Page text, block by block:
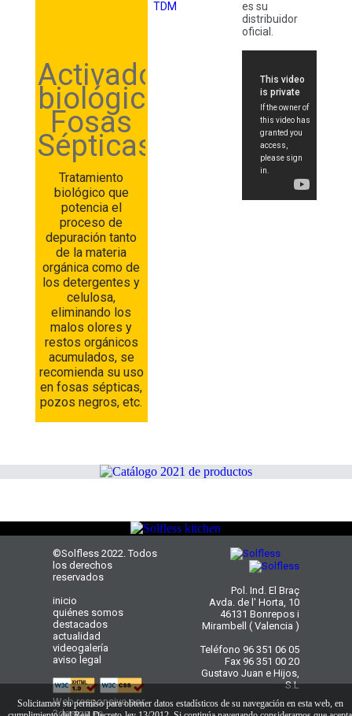
Activador
biológico
Fosas
Sépticas
Tratamiento
biológico que
potencia el
proceso de
depuración tanto
de la materia
orgánica como de
los detergentes y
celulosa,
eliminando los
malos olores y
restos orgánicos
acumulados, se
recomienda su uso
en fosas sépticas,
pozos negros, etc.
es su
distribuidor
oficial.
©Solfless 2022. Todos
los derechos
reservados
inicio
quiénes somos
destacados
actualidad
videogalería
aviso legal
Web responsive por
3design.es
Pol. Ind. El Braç
Avda. de l' Horta, 10
46131 Bonrepos i
Mirambell ( Valencia )
Teléfono 96 351 06 05
Fax 96 351 00 20
Gustavo Juan e Hijos,
S.L
Solicitamos su permiso para obtener datos estadísticos de su navegación en esta web, en